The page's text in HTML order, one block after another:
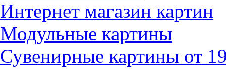
Интернет магазин картин
Модульные картины
Сувенирные картины от